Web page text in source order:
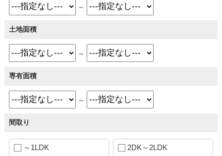
～
土地面積
～
専有面積
～
間取り
～1LDK 2DK～2LDK